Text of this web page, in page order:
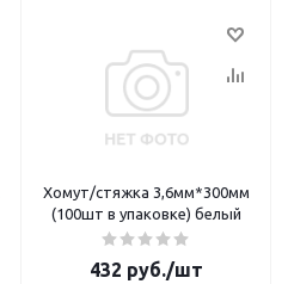
Хомут/стяжка 3,6мм*300мм
(100шт в упаковке) белый
432 руб./шт